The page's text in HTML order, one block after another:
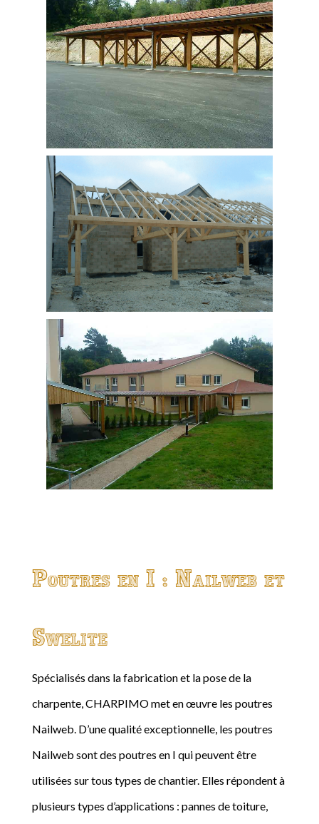
Poutres en I : Nailweb et
Swelite
Spécialisés dans la fabrication et la pose de la
charpente, CHARPIMO met en œuvre les poutres
Nailweb. D’une qualité exceptionnelle, les poutres
Nailweb sont des poutres en I qui peuvent être
utilisées sur tous types de chantier. Elles répondent à
plusieurs types d’applications : pannes de toiture,